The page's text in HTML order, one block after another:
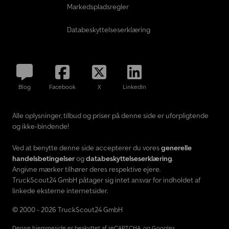
Markedspladsregler
Databeskyttelseserklæring
Blog Facebook X LinkedIn
Alle oplysninger, tilbud og priser på denne side er uforpligtende
og ikke-bindende!
Ved at benytte denne side accepterer du voresgenerelle
handelsbetingelserogdatabeskyttelseserklæring.
Angivne mærker tilhører deres respektive ejere.
TruckScout24 GmbH påtager sig intet ansvar for indholdet af
linkede eksterne internetsider.
© 2000 - 2026 TruckScout24 GmbH